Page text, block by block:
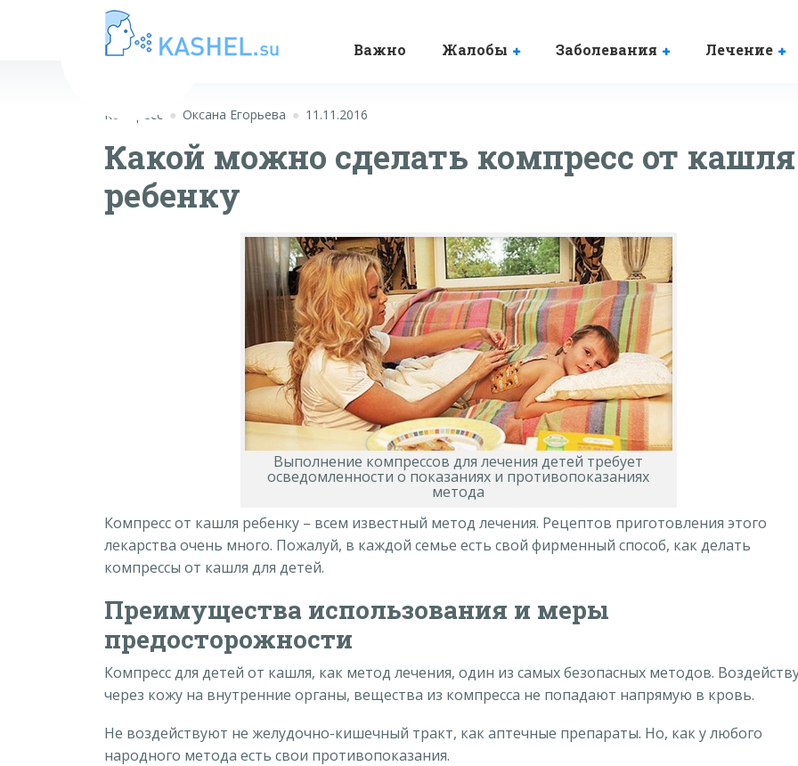
Важно Жалобы Заболевания Лечение
Компресс Оксана Егорьева 11.11.2016
Какой можно сделать компресс от кашля
ребенку
Выполнение компрессов для лечения детей требует
осведомленности о показаниях и противопоказаниях
метода
Компресс от кашля ребенку – всем известный метод лечения. Рецептов приготовления этого
лекарства очень много. Пожалуй, в каждой семье есть свой фирменный способ, как делать
компрессы от кашля для детей.
Преимущества использования и меры
предосторожности
Компресс для детей от кашля, как метод лечения, один из самых безопасных методов.
через кожу на внутренние органы, вещества из компресса не попадают напрямую в кровь.
Не воздействуют не желудочно-кишечный тракт, как аптечные препараты. Но, как у любого
народного метода есть свои противопоказания.